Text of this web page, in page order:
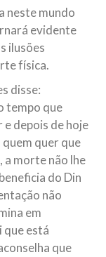
neste mundo
evidente
ilusões
física.
disse:
tempo que
depois de hoje
quer que
a morte não lhe
do Din
não
em
que está
que